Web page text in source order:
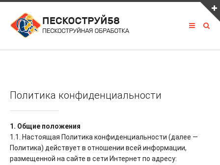
ПОСЛЕДНЕЕ ИЗ ПОРТФОЛИО
8 927 390 00 00
LOMOV.PAVEL58@mail.ru
Политика конфиденциальности
1. Общие положения
1.1. Настоящая Политика конфиденциальности (далее —
Политика) действует в отношении всей информации,
размещенной на сайте в сети Интернет по адресу: